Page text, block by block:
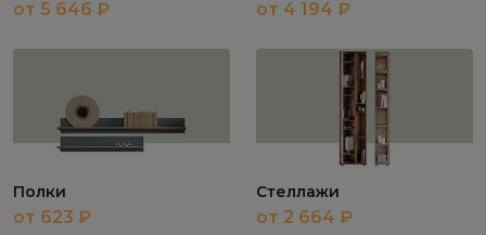
от 5 646 ₽ от 4 194 ₽
Полки
от 623 ₽
Стеллажи
от 2 664 ₽